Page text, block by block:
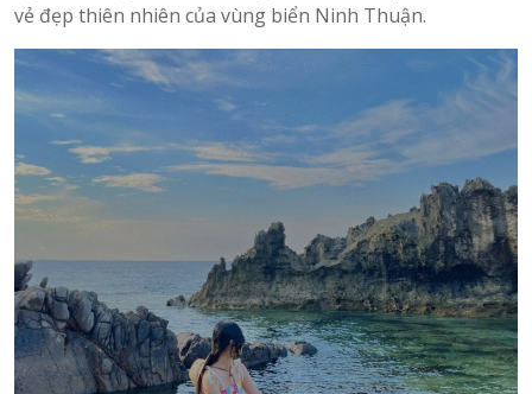
vẻ đẹp thiên nhiên của vùng biển Ninh Thuận.